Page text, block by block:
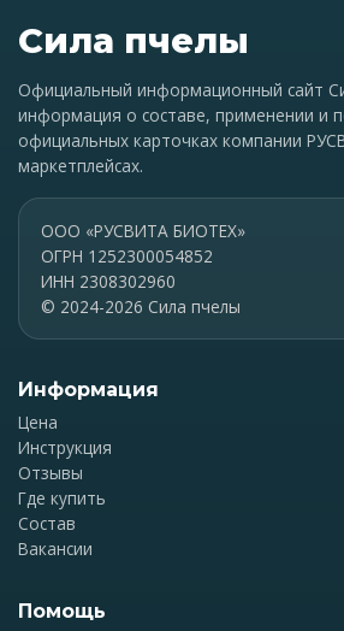
Сила пчелы
Официальный информационный сайт
информация о составе, применении и
официальных карточках компании
маркетплейсах.
ООО «РУСВИТА БИОТЕХ»
ОГРН 1252300054852
ИНН 2308302960
© 2024-2026 Сила пчелы
Информация
Цена
Инструкция
Отзывы
Где купить
Состав
Вакансии
Помощь